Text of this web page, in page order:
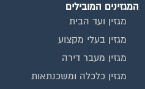
מגזין בעלי מקצוע
מגזין מעבר דירה
מגזין כלכלה ומשכנתאות
מגזין שיפוץ ועיצוב הבית
מגזין שיפוץ בניינים